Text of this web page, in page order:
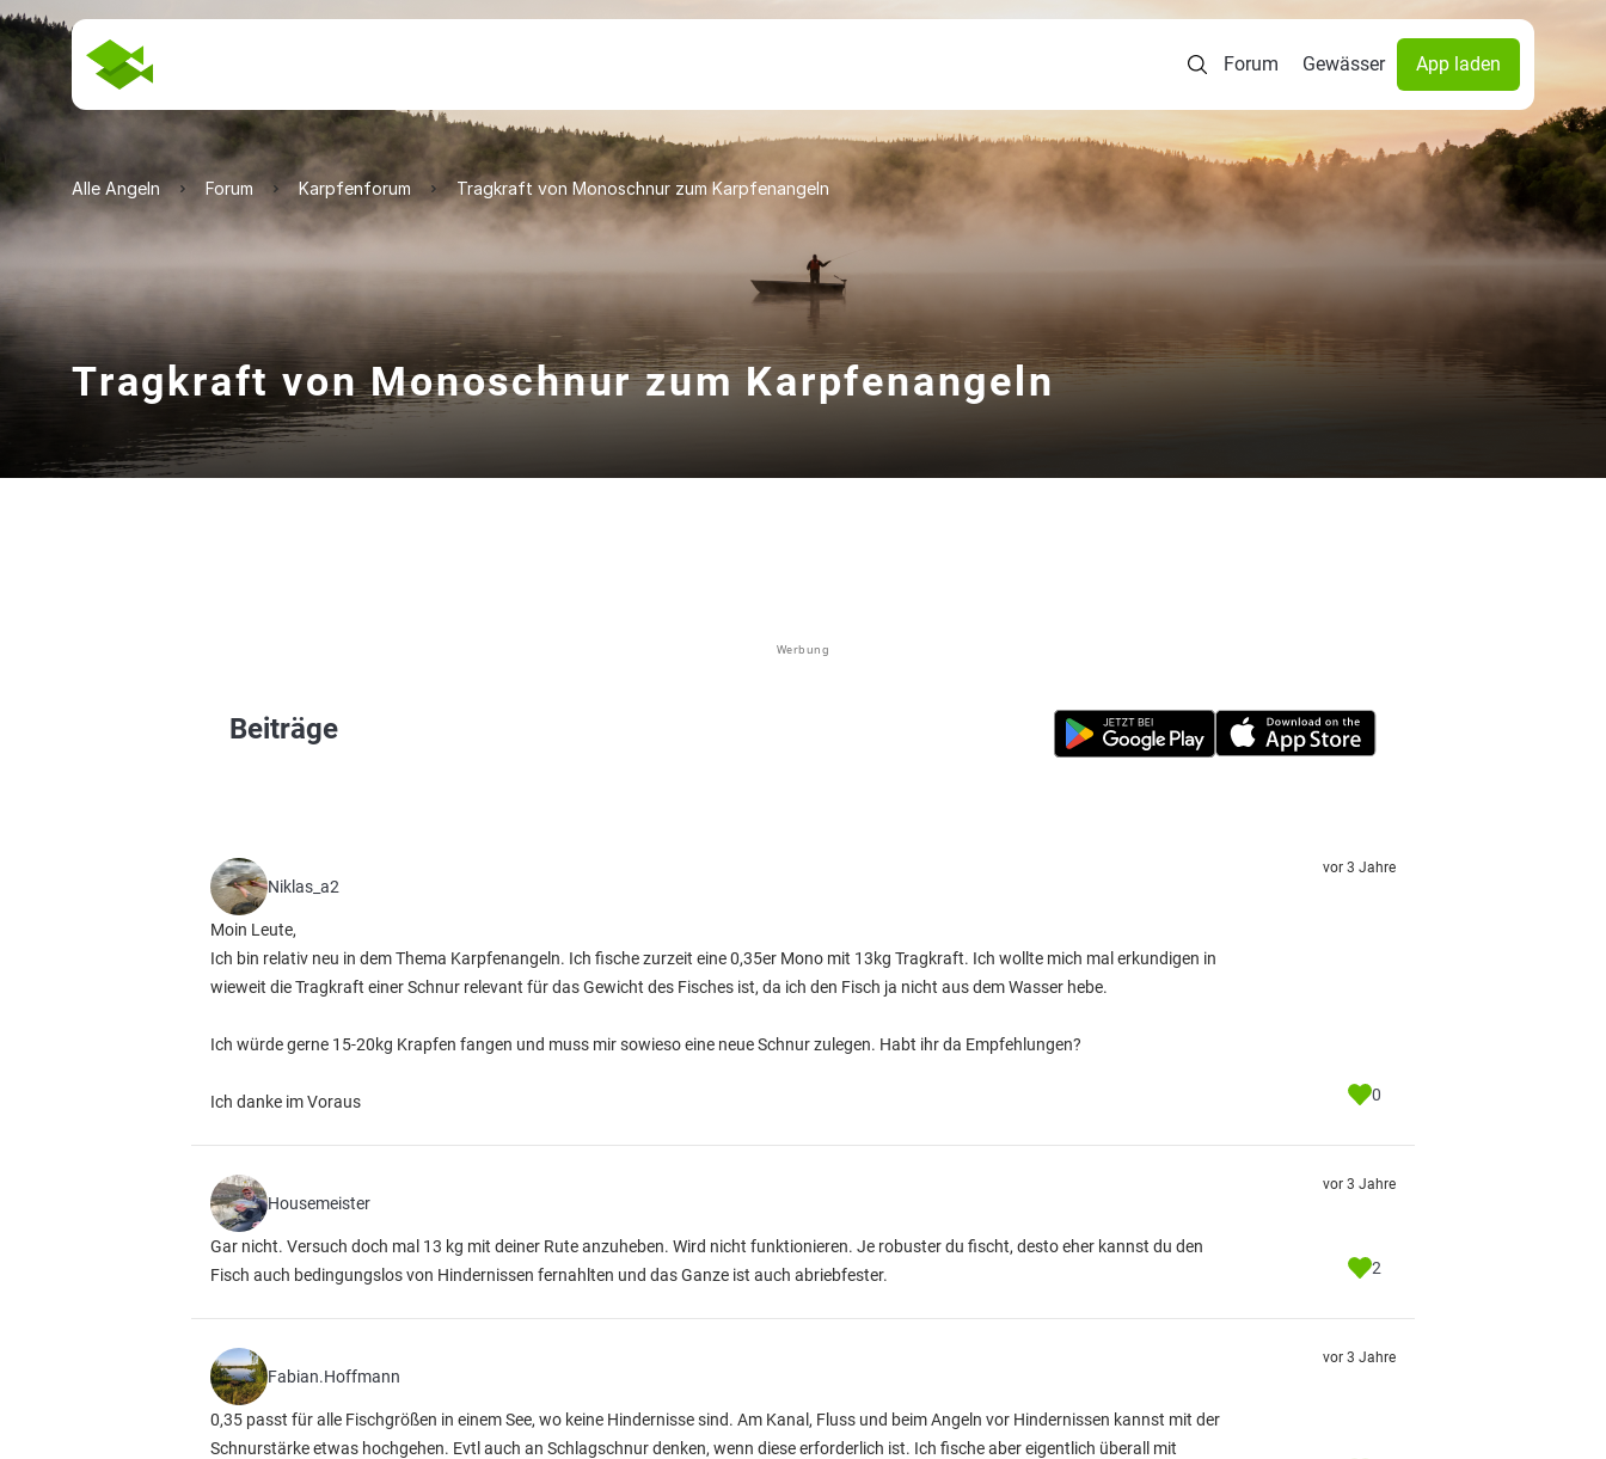
Forum Gewässer App laden
Alle Angeln Forum Karpfenforum Tragkraft von Monoschnur zum Karpfenangeln
Tragkraft von Monoschnur zum Karpfenangeln
Werbung
Beiträge
Niklas_a2
Moin Leute,
Ich bin relativ neu in dem Thema Karpfenangeln. Ich fische zurzeit eine 0,35er Mono mit 13kg Tragkraft. Ich wollte mich mal erkundigen in
wieweit die Tragkraft einer Schnur relevant für das Gewicht des Fisches ist, da ich den Fisch ja nicht aus dem Wasser hebe.
Ich würde gerne 15-20kg Krapfen fangen und muss mir sowieso eine neue Schnur zulegen. Habt ihr da Empfehlungen?
Ich danke im Voraus
vor 3 Jahre
0
Housemeister
Gar nicht. Versuch doch mal 13 kg mit deiner Rute anzuheben. Wird nicht funktionieren. Je robuster du fischt, desto eher kannst du den
Fisch auch bedingungslos von Hindernissen fernahlten und das Ganze ist auch abriebfester.
vor 3 Jahre
2
Fabian.Hoffmann
0,35 passt für alle Fischgrößen in einem See, wo keine Hindernisse sind. Am Kanal, Fluss und beim Angeln vor Hindernissen kannst mit der
Schnurstärke etwas hochgehen. Evtl auch an Schlagschnur denken, wenn diese erforderlich ist. Ich fische aber eigentlich überall mit
vor 3 Jahre